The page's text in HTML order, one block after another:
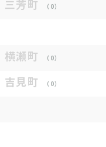
三芳町 （0）
横瀬町 （0）
吉見町 （0）